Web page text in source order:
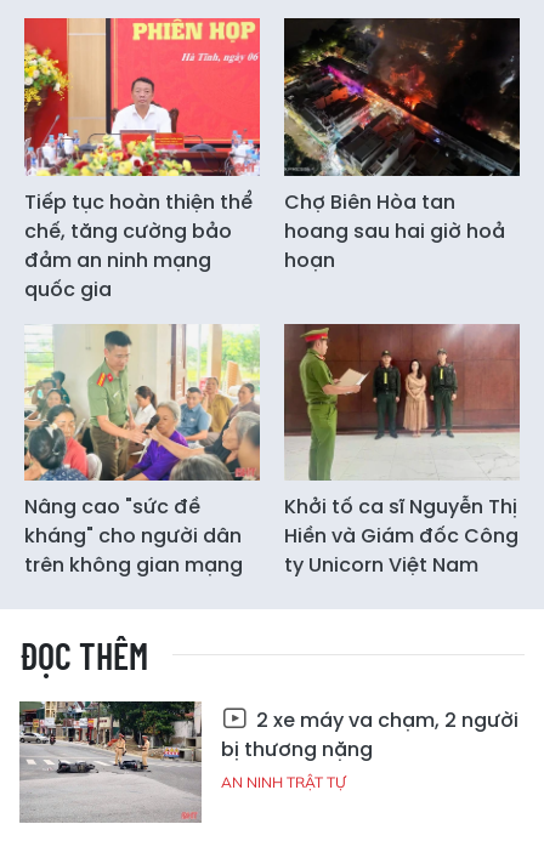
Tiếp tục hoàn thiện thể
chế, tăng cường bảo
đảm an ninh mạng
quốc gia
Chợ Biên Hòa tan
hoang sau hai giờ hoả
hoạn
Nâng cao "sức đề
kháng" cho người dân
trên không gian mạng
Khởi tố ca sĩ Nguyễn Thị
Hiền và Giám đốc Công
ty Unicorn Việt Nam
ĐỌC THÊM
2 xe máy va chạm, 2 người
bị thương nặng
AN NINH TRẬT TỰ